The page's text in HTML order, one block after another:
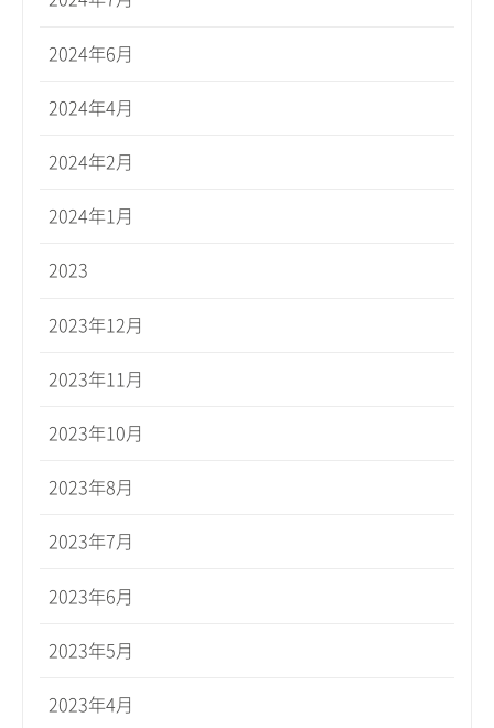
2024年6月
2024年4月
2024年2月
2024年1月
2023
2023年12月
2023年11月
2023年10月
2023年8月
2023年7月
2023年6月
2023年5月
2023年4月